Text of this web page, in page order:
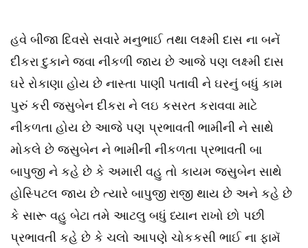
હવે બીજા દિવસે સવારે મનુભાઈ તથા લક્ષ્મી દાસ ના બનેં
દીકરા દુકાને જવા નીકળી જાય છે આજે પણ લક્ષ્મી દાસ
ઘરે રોકાણા હોય છે નાસ્તા પાણી પતાવી ને ઘરનું બધું કામ
પુરું કરી જસુબેન દીકરા ને લઇ કસરત કરાવવા માટે
નીકળતા હોય છે આજે પણ પ્રભાવતી ભામીની ને સાથે
મોકલે છે જસુબેન ને ભામીની નીકળતા પ્રભાવતી બા
બાપુજી ને કહે છે કે અમારી વહુ તો કાયમ જસુબેન સાથે
હોસ્પિટલ જાય છે ત્યારે બાપુજી રાજી થાય છે અને કહે છે
કે સારૂ વહુ બેટા તમે આટલુ બધું ધ્યાન રાખો છો પછી
પ્રભાવતી કહે છે કે ચલો આપણે ચોકકસી ભાઈ ના ફામૅ